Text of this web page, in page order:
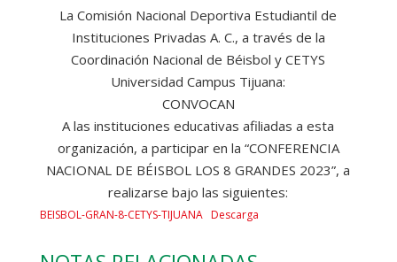
La Comisión Nacional Deportiva Estudiantil de
Instituciones Privadas A. C., a través de la
Coordinación Nacional de Béisbol y CETYS
Universidad Campus Tijuana:
CONVOCAN
A las instituciones educativas afiliadas a esta
organización, a participar en la “CONFERENCIA
NACIONAL DE BÉISBOL LOS 8 GRANDES 2023”, a
realizarse bajo las siguientes:
BEISBOL-GRAN-8-CETYS-TIJUANA Descarga